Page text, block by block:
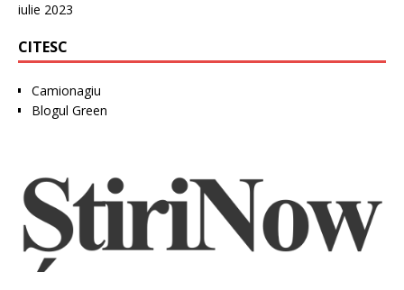
iulie 2023
CITESC
Camionagiu
Blogul Green